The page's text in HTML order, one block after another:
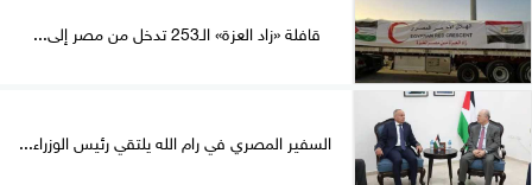
قافلة «زاد العزة» الـ253 تدخل من مصر إلى...
السفير المصري في رام الله يلتقي رئيس الوزراء...